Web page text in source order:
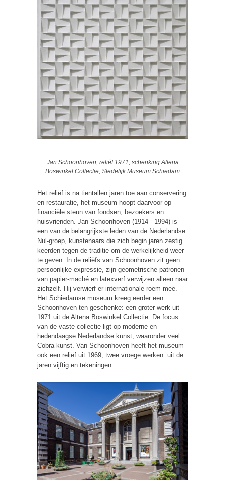
Jan Schoonhoven, reliëf 1971, schenking Altena
Boswinkel Collectie, Stedelijk Museum Schiedam
Het reliëf is na tientallen jaren toe aan conservering
en restauratie, het museum hoopt daarvoor op
financiële steun van fondsen, bezoekers en
huisvrienden. Jan Schoonhoven (1914 - 1994) is
een van de belangrijkste leden van de Nederlandse
Nul-groep, kunstenaars die zich begin jaren zestig
keerden tegen de traditie om de werkelijkheid weer
te geven. In de reliëfs van Schoonhoven zit geen
persoonlijke expressie, zijn geometrische patronen
van papier-maché en latexverf verwijzen alleen naar
zichzelf. Hij verwierf er internationale roem mee.
Het Schiedamse museum kreeg eerder een
Schoonhoven ten geschenke: een groter werk uit
1971 uit de Altena Boswinkel Collectie. De focus
van de vaste collectie ligt op moderne en
hedendaagse Nederlandse kunst, waaronder veel
Cobra-kunst. Van Schoonhoven heeft het museum
ook een reliëf uit 1969, twee vroege werken uit de
jaren vijftig en tekeningen.